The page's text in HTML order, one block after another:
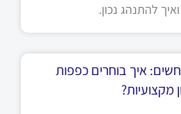
להתנהג נכון.
איך בוחרים כפפות
מקצועיות?